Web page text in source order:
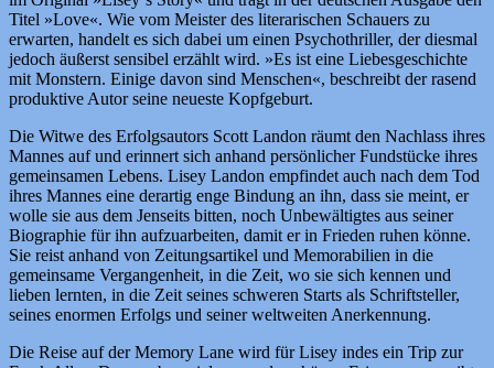
Titel »Love«. Wie vom Meister des literarischen Schauers zu
erwarten, handelt es sich dabei um einen Psychothriller, der diesmal
jedoch äußerst sensibel erzählt wird. »Es ist eine Liebesgeschichte
mit Monstern. Einige davon sind Menschen«, beschreibt der rasend
produktive Autor seine neueste Kopfgeburt.
Die Witwe des Erfolgsautors Scott Landon räumt den Nachlass ihres
Mannes auf und erinnert sich anhand persönlicher Fundstücke ihres
gemeinsamen Lebens. Lisey Landon empfindet auch nach dem Tod
ihres Mannes eine derartig enge Bindung an ihn, dass sie meint, er
wolle sie aus dem Jenseits bitten, noch Unbewältigtes aus seiner
Biographie für ihn aufzuarbeiten, damit er in Frieden ruhen könne.
Sie reist anhand von Zeitungsartikel und Memorabilien in die
gemeinsame Vergangenheit, in die Zeit, wo sie sich kennen und
lieben lernten, in die Zeit seines schweren Starts als Schriftsteller,
seines enormen Erfolgs und seiner weltweiten Anerkennung.
Die Reise auf der Memory Lane wird für Lisey indes ein Trip zur